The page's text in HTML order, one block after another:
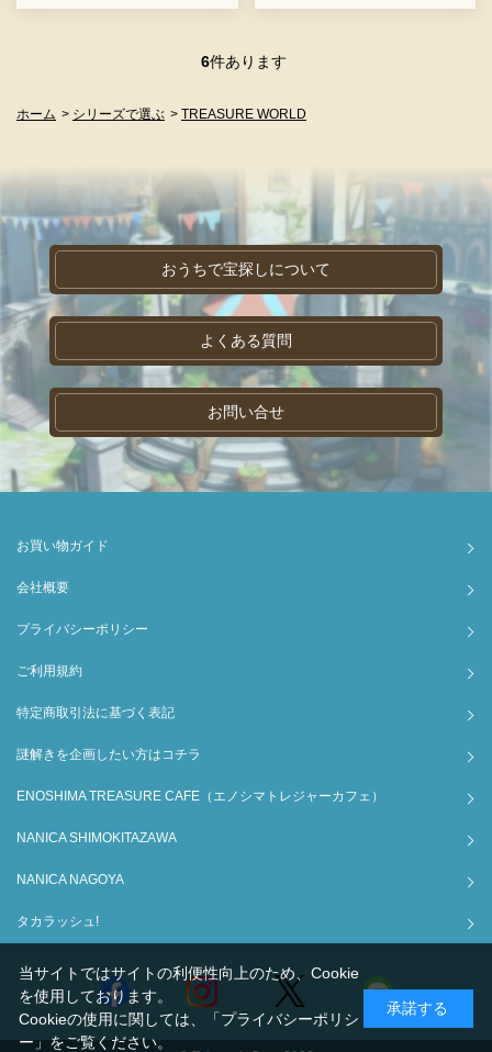
6件あります
ホーム > シリーズで選ぶ > TREASURE WORLD
おうちで宝探しについて
よくある質問
お問い合せ
お買い物ガイド
会社概要
プライバシーポリシー
ご利用規約
特定商取引法に基づく表記
謎解きを企画したい方はコチラ
ENOSHIMA TREASURE CAFE（エノシマトレジャーカフェ）
NANICA SHIMOKITAZAWA
NANICA NAGOYA
タカラッシュ!
当サイトではサイトの利便性向上のため、Cookie
を使用しております。
Cookieの使用に関しては、
「プライバシーポリシ
ー」 をご覧ください。
承諾する